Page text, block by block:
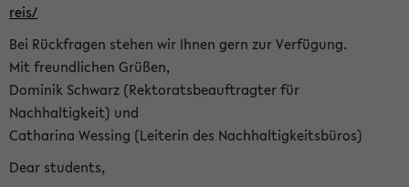
reis/
Bei Rückfragen stehen wir Ihnen gern zur Verfügung.
Mit freundlichen Grüßen,
Dominik Schwarz (Rektoratsbeauftragter für
Nachhaltigkeit) und
Catharina Wessing (Leiterin des Nachhaltigkeitsbüros)
Dear students,